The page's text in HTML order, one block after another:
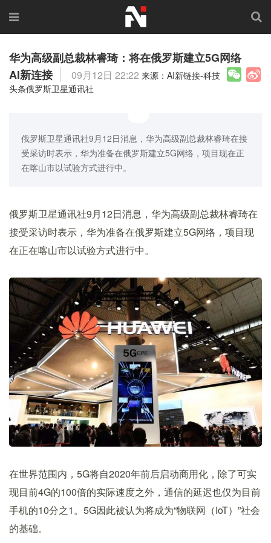
华为高级副总裁林睿琦：将在俄罗斯建立5G网络
AI新连接
09月12日 22:22 来源：AI新链接-科技
头条俄罗斯卫星通讯社
俄罗斯卫星通讯社9月12日消息，华为高级副总裁林睿琦在接
受采访时表示，华为准备在俄罗斯建立5G网络，项目现在正
在喀山市以试验方式进行中。
俄罗斯卫星通讯社9月12日消息，华为高级副总裁林睿琦在
接受采访时表示，华为准备在俄罗斯建立5G网络，项目现
在正在喀山市以试验方式进行中。
在世界范围内，5G将自2020年前后启动商用化，除了可实
现目前4G的100倍的实际速度之外，通信的延迟也仅为目前
手机的10分之1。5G因此被认为将成为“物联网（IoT）”社会
的基础。